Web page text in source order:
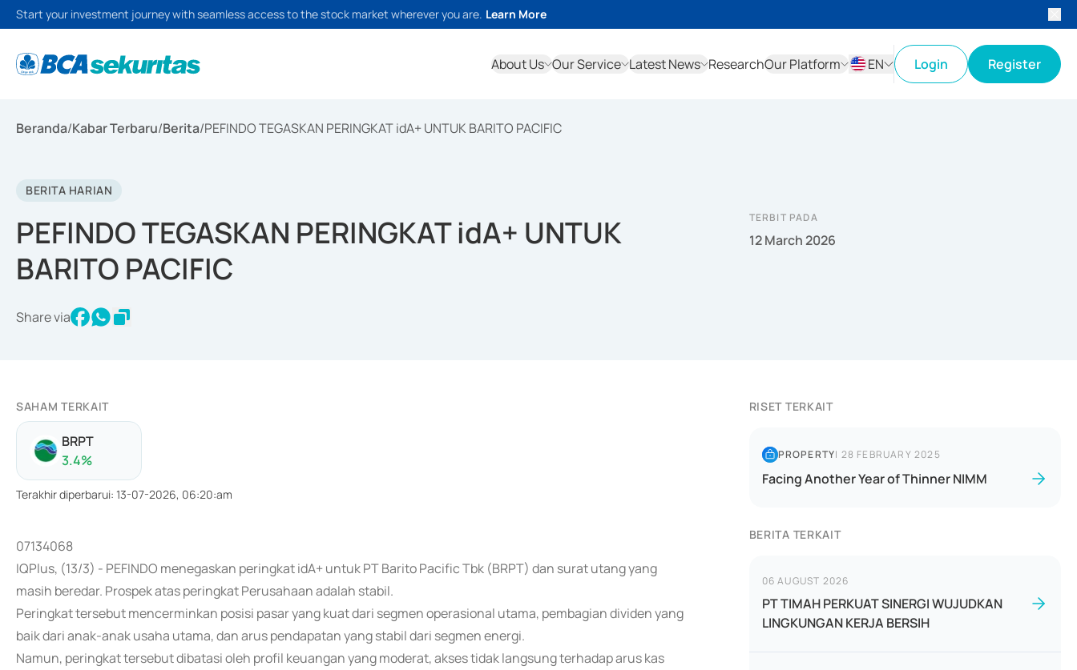
Start your investment journey with seamless access to the stock market wherever you are. Learn More
About Us Our Service Latest News ResearchOur Platform
EN
Login Register
Beranda/Kabar Terbaru/Berita/PEFINDO TEGASKAN PERINGKAT idA+ UNTUK BARITO PACIFIC
BERITA HARIAN
PEFINDO TEGASKAN PERINGKAT idA+ UNTUK
BARITO PACIFIC
Share via
TERBIT PADA
12 March 2026
SAHAM TERKAIT
BRPT
3.4%
Terakhir diperbarui: 13-07-2026, 06:20:am
07134068
IQPlus, (13/3) - PEFINDO menegaskan peringkat idA+ untuk PT Barito Pacific Tbk (BRPT) dan surat utang yang
masih beredar. Prospek atas peringkat Perusahaan adalah stabil.
Peringkat tersebut mencerminkan posisi pasar yang kuat dari segmen operasional utama, pembagian dividen yang
baik dari anak-anak usaha utama, dan arus pendapatan yang stabil dari segmen energi.
Namun, peringkat tersebut dibatasi oleh profil keuangan yang moderat, akses tidak langsung terhadap arus kas
RISET TERKAIT
PROPERTY| 28 FEBRUARY 2025
Facing Another Year of Thinner NIMM
BERITA TERKAIT
06 AUGUST 2026
PT TIMAH PERKUAT SINERGI WUJUDKAN
LINGKUNGAN KERJA BERSIH